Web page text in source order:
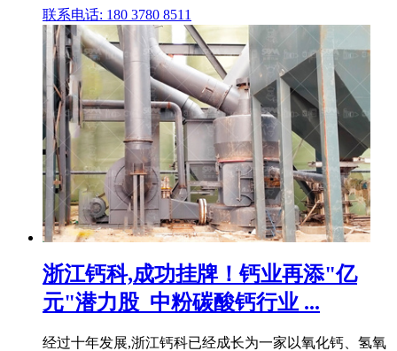
联系电话: 180 3780 8511
浙江钙科,成功挂牌！钙业再添"亿
元"潜力股_中粉碳酸钙行业 ...
经过十年发展,浙江钙科已经成长为一家以氧化钙、氢氧